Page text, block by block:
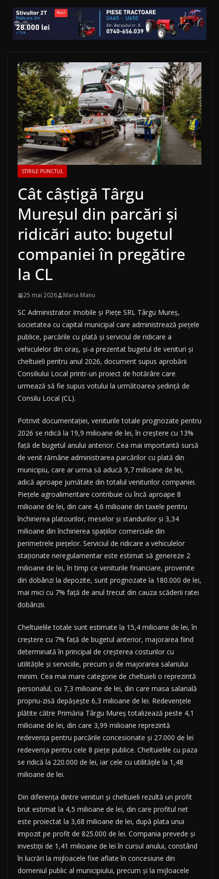
STIRILE PUNCTUL
Cât câștigă Târgu
Mureșul din parcări și
ridicări auto: bugetul
companiei în pregătire
la CL
25 mai 2026 Maria Manu
SC Administrator Imobile și Piețe SRL Târgu Mureș,
societatea cu capital municipal care administrează piețele
publice, parcările cu plată și serviciul de ridicare a
vehiculelor din oraș, și-a prezentat bugetul de venituri și
cheltuieli pentru anul 2026, document supus aprobării
Consiliului Local printr-un proiect de hotărâre care
urmează să fie supus votului la următoarea ședință de
Consilu Local (CL).
Potrivit documentației, veniturile totale prognozate pentru
2026 se ridică la 19,9 milioane de lei, în creștere cu 13%
față de bugetul anului anterior. Cea mai importantă sursă
de venit rămâne administrarea parcărilor cu plată din
municipiu, care ar urma să aducă 9,7 milioane de lei,
adică aproape jumătate din totalul veniturilor companiei.
Piețele agroalimentare contribuie cu încă aproape 8
milioane de lei, din care 4,6 milioane din taxele pentru
închirierea platourilor, meselor și standurilor și 3,34
milioane din închirierea spațiilor comerciale din
perimetrele piețelor. Serviciul de ridicare a vehiculelor
staționate neregulamentar este estimat să genereze 2
milioane de lei, în timp ce veniturile financiare, provenite
din dobânzi la depozite, sunt prognozate la 180.000 de lei,
mai mici cu 7% față de anul trecut din cauza scăderii ratei
dobânzii.
Cheltuielile totale sunt estimate la 15,4 milioane de lei, în
creștere cu 7% față de bugetul anterior, majorarea fiind
determinată în principal de creșterea costurilor cu
utilitățile și serviciile, precum și de majorarea salariului
minim. Cea mai mare categorie de cheltuieli o reprezintă
personalul, cu 7,3 milioane de lei, din care masa salarială
propriu-zisă depășește 6,3 milioane de lei. Redevențele
plătite către Primăria Târgu Mureș totalizează peste 4,1
milioane de lei, din care 3,99 milioane reprezintă
redevența pentru parcările concesionate și 27.000 de lei
redevența pentru cele 8 piețe publice. Cheltuielile cu paza
se ridică la 220.000 de lei, iar cele cu utilitățile la 1,48
milioane de lei.
Din diferența dintre venituri și cheltuieli rezultă un profit
brut estimat la 4,5 milioane de lei, din care profitul net
este proiectat la 3,68 milioane de lei, după plata unui
impozit pe profit de 825.000 de lei. Compania prevede și
investiții de 1,41 milioane de lei în cursul anului, constând
în lucrări la mijloacele fixe aflate în concesiune din
domeniul public al municipiului, precum și la mijloacele